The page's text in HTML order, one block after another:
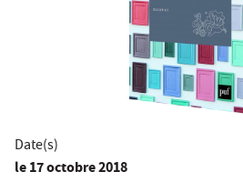
Date(s)
le17 octobre 2018